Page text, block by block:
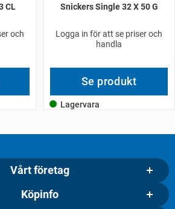
CL
och
Snickers Single 32 X 50 G
Logga in för att se priser och
handla
Se produkt
Lagervara
Vårt företag
Köpinfo